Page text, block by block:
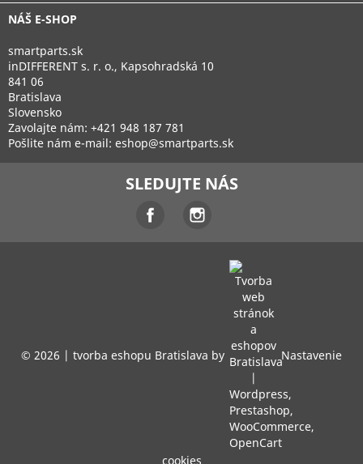
NÁŠ E-SHOP
smartparts.sk
inDIFFERENT s. r. o., Kapsohradská 10
841 06
Bratislava
Slovensko
Zavolajte nám: +421 948 187 781
Pošlite nám e-mail: eshop@smartparts.sk
SLEDUJTE NÁS
Facebook
© 2026 | tvorba eshopu Bratislava by Nastavenie
cookies